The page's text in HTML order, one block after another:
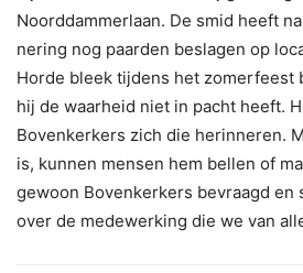
Noorddammerlaan. De smid heeft
nering nog paarden beslagen op
Horde bleek tijdens het zomerfeest
hij de waarheid niet in pacht heeft.
Bovenkerkers zich die herinneren.
is, kunnen mensen hem bellen of
gewoon Bovenkerkers bevraagd en
over de medewerking die we van